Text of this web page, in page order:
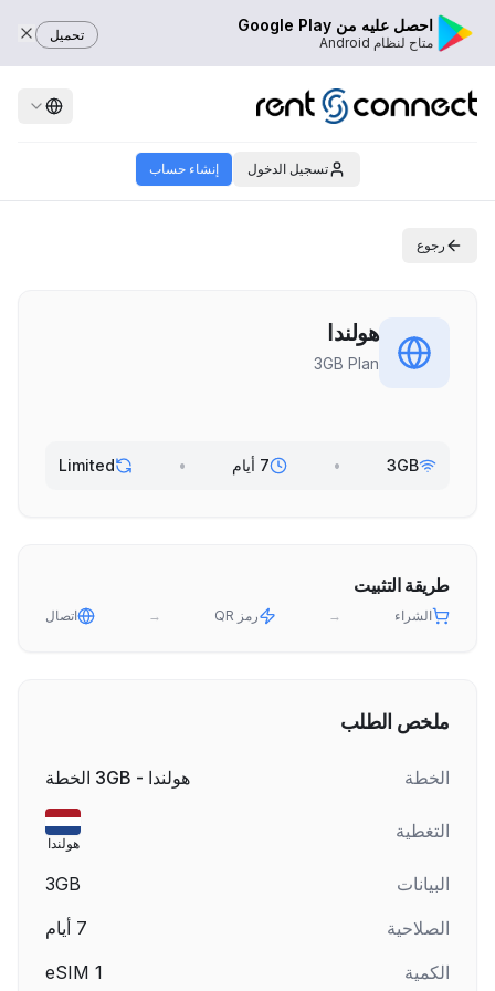
احصل عليه من Google Play
متاح لنظام Android تحميل
تسجيل الدخول إنشاء حساب
رجوع
هولندا
3GB Plan
3GB
• 7 أيام •
Limited
طريقة التثبيت
الشراء → رمز QR → اتصال
ملخص الطلب
الخطة هولندا - 3GB الخطة
التغطية
هولندا
البيانات
3GB
الصلاحية
7 أيام
الكمية
1